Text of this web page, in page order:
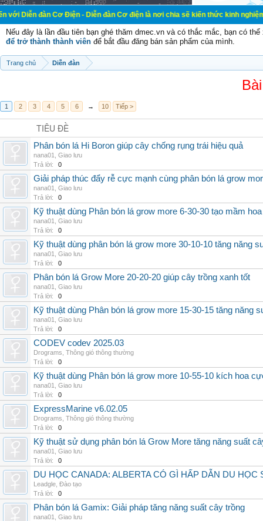
Cơ Điện - Diễn đàn Cơ điện là nơi chia sẽ kiến thức kinh nghiệm trong
Nếu đây là lần đầu tiên bạn ghé thăm dmec.vn và có thắc mắc, bạn có
để trở thành thành viên để bắt đầu đăng bán sản phẩm của mình.
Trang chủ Diễn đàn
1 2 3 4 5 6 → 10 Tiếp >
TIÊU ĐỀ
Phân bón lá Hi Boron giúp cây chống rụng trái hiệu quả
nana01
Giao lưu
Trả lời:
0
Giải pháp thúc đẩy rễ cực mạnh cùng phân bón lá grow
nana01
Giao lưu
Trả lời:
0
Kỹ thuật dùng Phân bón lá grow more 6-30-30 tạo mầm hoa
nana01
Giao lưu
Trả lời:
0
Kỹ thuật dùng phân bón lá grow more 30-10-10 tăng năng
nana01
Giao lưu
Trả lời:
0
Phân bón lá Grow More 20-20-20 giúp cây trồng xanh tốt
nana01
Giao lưu
Trả lời:
0
Kỹ thuật dùng Phân bón lá grow more 15-30-15 tăng năng
nana01
Giao lưu
Trả lời:
0
CODEV codev 2025.03
Drograms Thông gió thông thường
Trả lời:
0
Kỹ thuật dùng Phân bón lá grow more 10-55-10 kích hoa
nana01
Giao lưu
Trả lời:
0
ExpressMarine v6.02.05
Drograms Thông gió thông thường
Trả lời:
0
Kỹ thuật sử dụng phân bón lá Grow More tăng năng suất
nana01
Giao lưu
Trả lời:
0
DU HỌC CANADA: ALBERTA CÓ GÌ HẤP DẪN DU HỌC
Leadgle Đào tạo
Trả lời:
0
Phân bón lá Gamix: Giải pháp tăng năng suất cây trồng
nana01
Giao lưu